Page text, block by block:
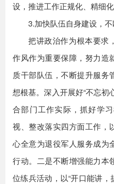
设，推进工作正规化、精细
3.加快队伍自身建设，
把讲政治作为根本要求
作风作为重要保障，努力造
质干部队伍，不断提升服务
想根基。深入开展好“不忘初
合部门工作实际，抓好学
视、整改落实四方面工作，
心全意为退役军人服务成为
行动。二是不断增强能力本
位练兵活动，以“开口能讲